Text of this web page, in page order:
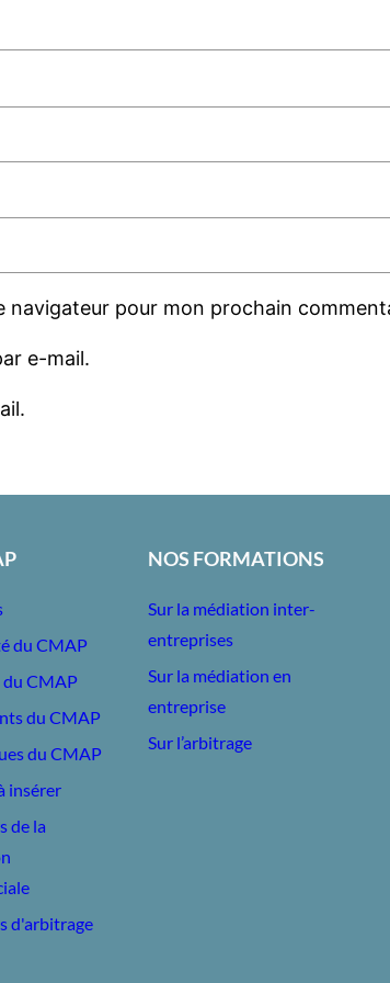
pour mon prochain
e-mail.
du CMAP
du CMAP
du CMAP
du CMAP
insérer
de la
d'arbitrage
NOS FORMATIONS
Sur la médiation inter-
entreprises
Sur la médiation en
entreprise
Sur l’arbitrage